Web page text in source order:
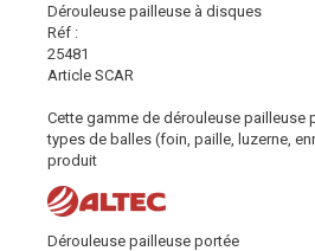
Dérouleuse pailleuse à disques
Réf :
25481
Article SCAR
Cette gamme de dérouleuse pailleuse
types de balles (foin, paille, luzerne,
produit
Dérouleuse pailleuse portée